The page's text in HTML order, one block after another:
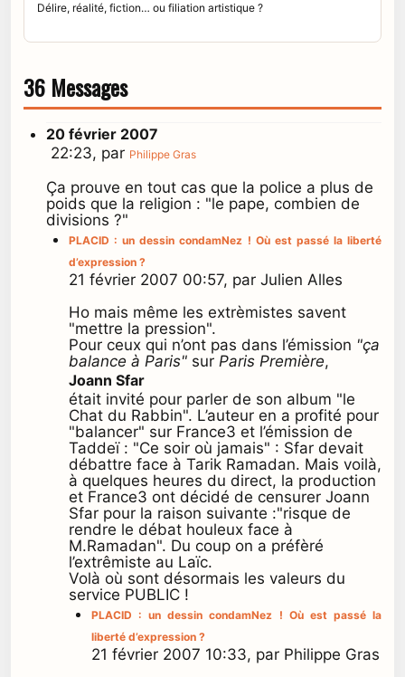
Délire, réalité, fiction… ou filiation artistique ?
36 Messages
20 février 2007
22:23, par Philippe Gras
Ça prouve en tout cas que la police a plus de
poids que la religion : "le pape, combien de
divisions ?"
PLACID : un dessin condamNez ! Où est passé la liberté
d’expression ?
21 février 2007 00:57, par Julien Alles
Ho mais même les extrèmistes savent
"mettre la pression".
Pour ceux qui n’ont pas dans l’émission "ça
balance à Paris" sur Paris Première,
Joann Sfar
était invité pour parler de son album "le
Chat du Rabbin". L’auteur en a profité pour
"balancer" sur France3 et l’émission de
Taddeï : "Ce soir où jamais" : Sfar devait
débattre face à Tarik Ramadan. Mais voilà,
à quelques heures du direct, la production
et France3 ont décidé de censurer Joann
Sfar pour la raison suivante :"risque de
rendre le débat houleux face à
M.Ramadan". Du coup on a préfèré
l’extrêmiste au Laïc.
Volà où sont désormais les valeurs du
service PUBLIC !
PLACID : un dessin condamNez ! Où est passé la
liberté d’expression ?
21 février 2007 10:33, par Philippe Gras